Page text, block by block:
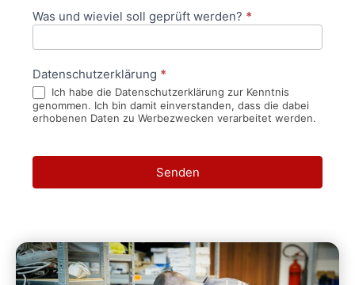
Was und wieviel soll geprüft werden? *
Datenschutzerklärung *
Ich habe die Datenschutzerklärung zur Kenntnis
genommen. Ich bin damit einverstanden, dass die dabei
erhobenen Daten zu Werbezwecken verarbeitet werden.
Senden